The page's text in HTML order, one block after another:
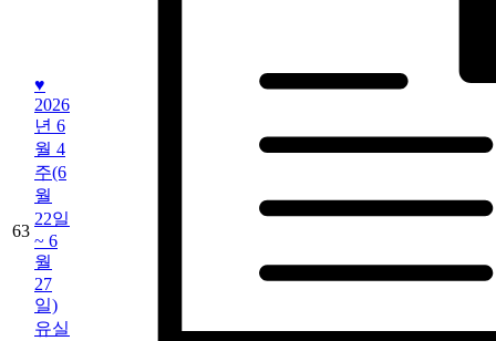
63
♥
2026
년 6
월 4
주(6
월
22일
~ 6
월
27
일)
유실